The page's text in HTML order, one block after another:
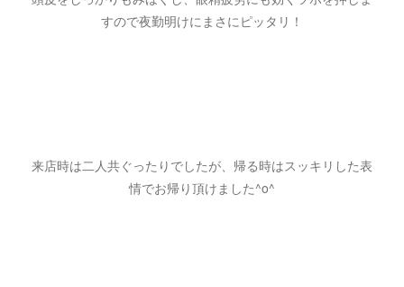
すので夜勤明けにまさにピッタリ！
来店時は二人共ぐったりでしたが、帰る時はスッキリした表
情でお帰り頂けました^o^